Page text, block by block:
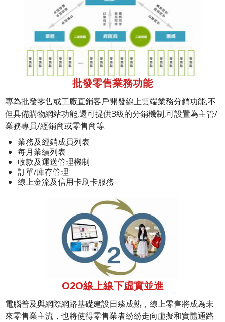
批發零售業務功能
專為批發零售或工廠直銷客戶開發線上雲端業務分銷功能,不
但具備購物網站功能,還可提供3級的分銷機制,可設置為主管/
業務專員/經銷商或零售商等.
業務及經銷成員列表
每月業績列表
收款及運送管理機制
訂單/庫存管理
線上金流及信用卡刷卡服務
O2O線上線下虛實並進
電腦普及與網際網路基礎建設日臻成熟，線上零售將成為未
來零售業主流，也將使得零售業者紛紛走向虛擬和實體通路